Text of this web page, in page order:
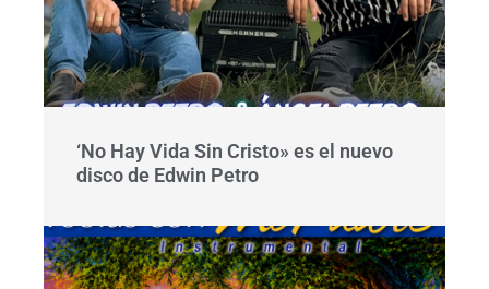
‘No Hay Vida Sin Cristo» es el nuevo
disco de Edwin Petro